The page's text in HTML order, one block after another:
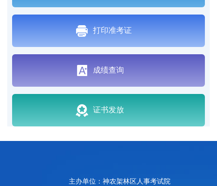
打印准考证
成绩查询
证书发放
主办单位：神农架林区人事考试院